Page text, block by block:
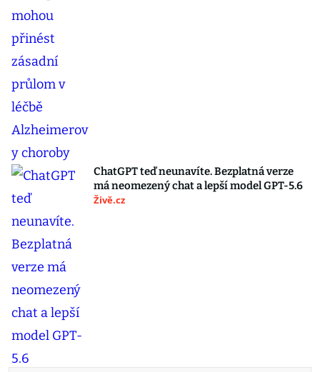
ChatGPT teď neunavíte. Bezplatná verze
má neomezený chat a lepší model GPT-5.6
Živě.cz